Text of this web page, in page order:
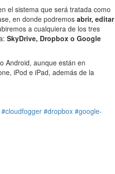
el sistema que será tratada como
en donde podremos abrir, editar
a cualquiera de los tres
SkyDrive, Dropbox o Google
Android, aunque están en
iPod e iPad, además de la
#cloudfogger #dropbox #google-